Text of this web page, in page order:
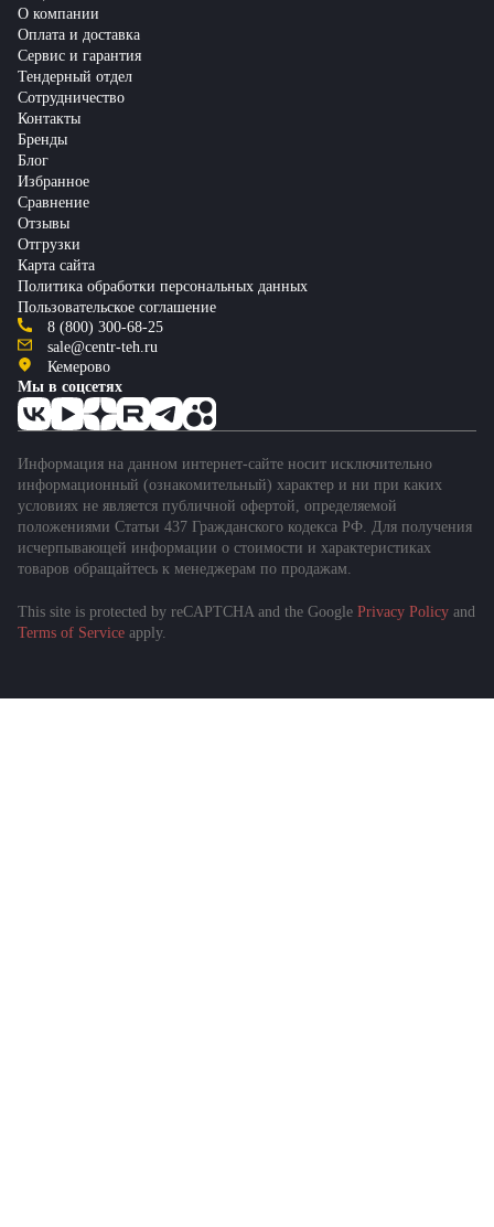
О компании
Оплата и доставка
Сервис и гарантия
Тендерный отдел
Сотрудничество
Контакты
Бренды
Блог
Избранное
Сравнение
Отзывы
Отгрузки
Карта сайта
Политика обработки персональных данных
Пользовательское соглашение
8 (800) 300-68-25
sale@centr-teh.ru
Кемерово
Мы в соцсетях
Информация на данном интернет-сайте носит исключительно
информационный (ознакомительный) характер и ни при каких
условиях не является публичной офертой, определяемой
положениями Статьи 437 Гражданского кодекса РФ. Для получения
исчерпывающей информации о стоимости и характеристиках
товаров обращайтесь к менеджерам по продажам.
This site is protected by reCAPTCHA and the Google Privacy Policy and
Terms of Service apply.